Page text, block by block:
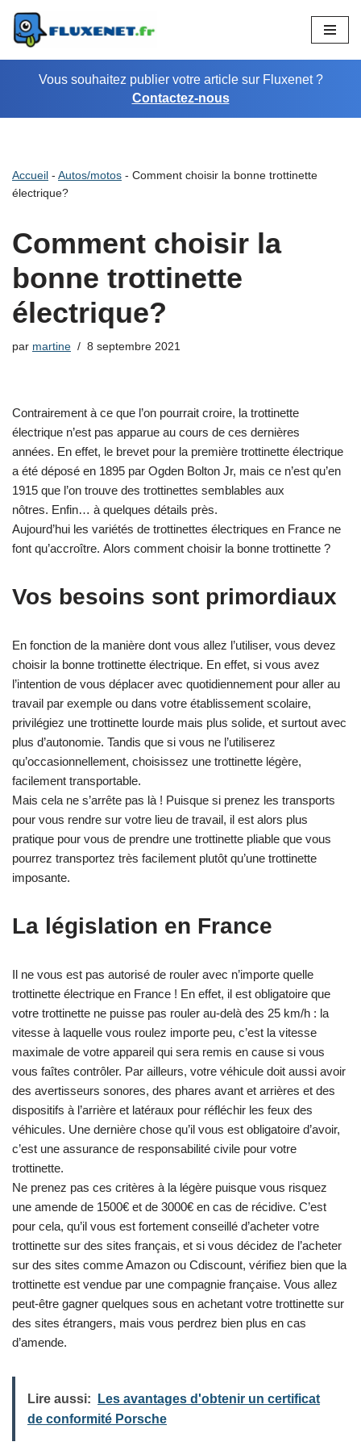
Aller
au
contenuVous souhaitez publier votre article sur Fluxenet ?
Contactez-nous
Accueil - Autos/motos - Comment choisir la bonne trottinette
électrique?
Comment choisir la
bonne trottinette
électrique?
par martine 8 septembre 2021
Contrairement à ce que l’on pourrait croire, la trottinette
électrique n’est pas apparue au cours de ces dernières
années. En effet, le brevet pour la première trottinette électrique
a été déposé en 1895 par Ogden Bolton Jr, mais ce n’est qu’en
1915 que l’on trouve des trottinettes semblables aux
nôtres. Enfin… à quelques détails près.
Aujourd’hui les variétés de trottinettes électriques en France ne
font qu’accroître. Alors comment choisir la bonne trottinette ?
Vos besoins sont primordiaux
En fonction de la manière dont vous allez l’utiliser, vous devez
choisir la bonne trottinette électrique. En effet, si vous avez
l’intention de vous déplacer avec quotidiennement pour aller au
travail par exemple ou dans votre établissement scolaire,
privilégiez une trottinette lourde mais plus solide, et surtout avec
plus d’autonomie. Tandis que si vous ne l’utiliserez
qu’occasionnellement, choisissez une trottinette légère,
facilement transportable.
Mais cela ne s’arrête pas là ! Puisque si prenez les transports
pour vous rendre sur votre lieu de travail, il est alors plus
pratique pour vous de prendre une trottinette pliable que vous
pourrez transportez très facilement plutôt qu’une trottinette
imposante.
La législation en France
Il ne vous est pas autorisé de rouler avec n’importe quelle
trottinette électrique en France ! En effet, il est obligatoire que
votre trottinette ne puisse pas rouler au-delà des 25 km/h : la
vitesse à laquelle vous roulez importe peu, c’est la vitesse
maximale de votre appareil qui sera remis en cause si vous
vous faîtes contrôler. Par ailleurs, votre véhicule doit aussi avoir
des avertisseurs sonores, des phares avant et arrières et des
dispositifs à l’arrière et latéraux pour réfléchir les feux des
véhicules. Une dernière chose qu’il vous est obligatoire d’avoir,
c’est une assurance de responsabilité civile pour votre
trottinette.
Ne prenez pas ces critères à la légère puisque vous risquez
une amende de 1500€ et de 3000€ en cas de récidive. C’est
pour cela, qu’il vous est fortement conseillé d’acheter votre
trottinette sur des sites français, et si vous décidez de l’acheter
sur des sites comme Amazon ou Cdiscount, vérifiez bien que la
trottinette est vendue par une compagnie française. Vous allez
peut-être gagner quelques sous en achetant votre trottinette sur
des sites étrangers, mais vous perdrez bien plus en cas
d’amende.
Lire aussi:
Les avantages d'obtenir un certificat
de conformité Porsche